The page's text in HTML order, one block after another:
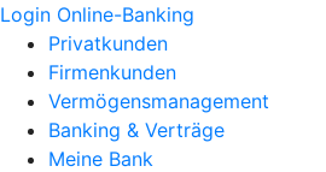
Login Online-Banking
Privatkunden
Firmenkunden
Vermögensmanagement
Banking & Verträge
Meine Bank